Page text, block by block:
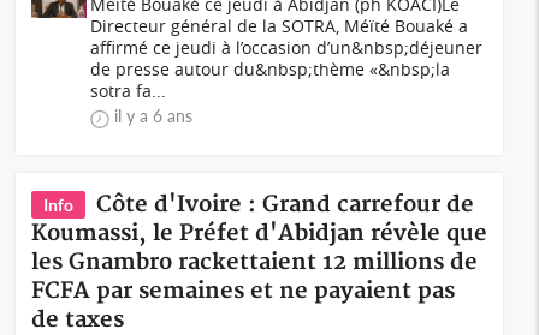
Directeur général de la SOTRA, Méïté Bouaké a
affirmé ce jeudi à l’occasion d’un&nbsp;déjeuner
de presse autour du&nbsp;thème «&nbsp;la
sotra fa...
il y a 6 ans
Info
Côte d'Ivoire : Grand carrefour de
Koumassi, le Préfet d'Abidjan révèle que
les Gnambro rackettaient 12 millions de
FCFA par semaines et ne payaient pas
de taxes